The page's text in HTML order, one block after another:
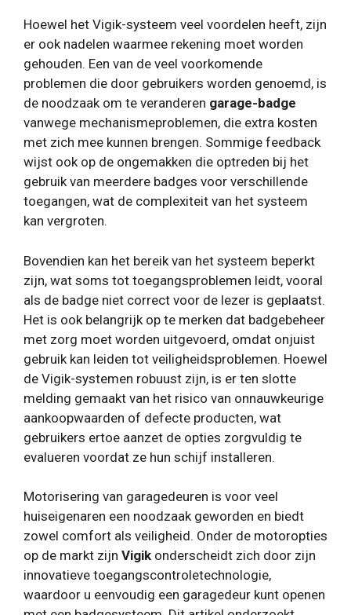
Hoewel het Vigik-systeem veel voordelen heeft, zijn
er ook nadelen waarmee rekening moet worden
gehouden. Een van de veel voorkomende
problemen die door gebruikers worden genoemd, is
de noodzaak om te veranderen garage-badge
vanwege mechanismeproblemen, die extra kosten
met zich mee kunnen brengen. Sommige feedback
wijst ook op de ongemakken die optreden bij het
gebruik van meerdere badges voor verschillende
toegangen, wat de complexiteit van het systeem
kan vergroten.
Bovendien kan het bereik van het systeem beperkt
zijn, wat soms tot toegangsproblemen leidt, vooral
als de badge niet correct voor de lezer is geplaatst.
Het is ook belangrijk op te merken dat badgebeheer
met zorg moet worden uitgevoerd, omdat onjuist
gebruik kan leiden tot veiligheidsproblemen. Hoewel
de Vigik-systemen robuust zijn, is er ten slotte
melding gemaakt van het risico van onnauwkeurige
aankoopwaarden of defecte producten, wat
gebruikers ertoe aanzet de opties zorgvuldig te
evalueren voordat ze hun schijf installeren.
Motorisering van garagedeuren is voor veel
huiseigenaren een noodzaak geworden en biedt
zowel comfort als veiligheid. Onder de motoropties
op de markt zijn Vigik onderscheidt zich door zijn
innovatieve toegangscontroletechnologie,
waardoor u eenvoudig een garagedeur kunt openen